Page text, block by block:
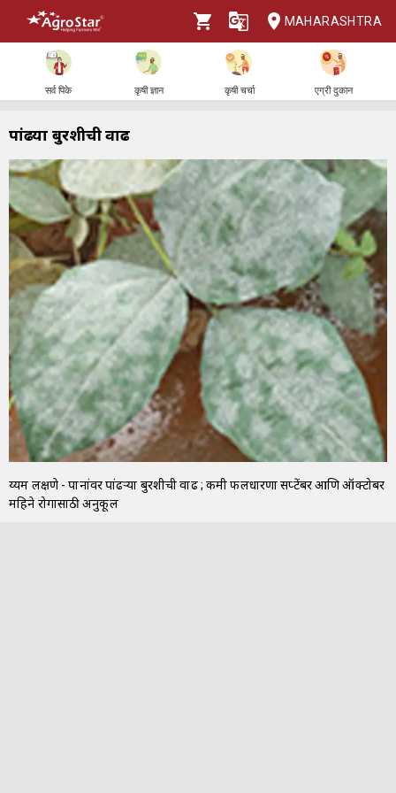
MAHARASHTRA
सर्व पिके कृषी ज्ञान कृषी चर्चा एग्री दुकान
पांढऱ्या बुरशीची वाढ
दुय्यम लक्षणे - पानांवर पांढऱ्या बुरशीची वाढ ; कमी फलधारणा सप्टेंबर आणि ऑक्टोबर
महिने रोगासाठी अनुकूल